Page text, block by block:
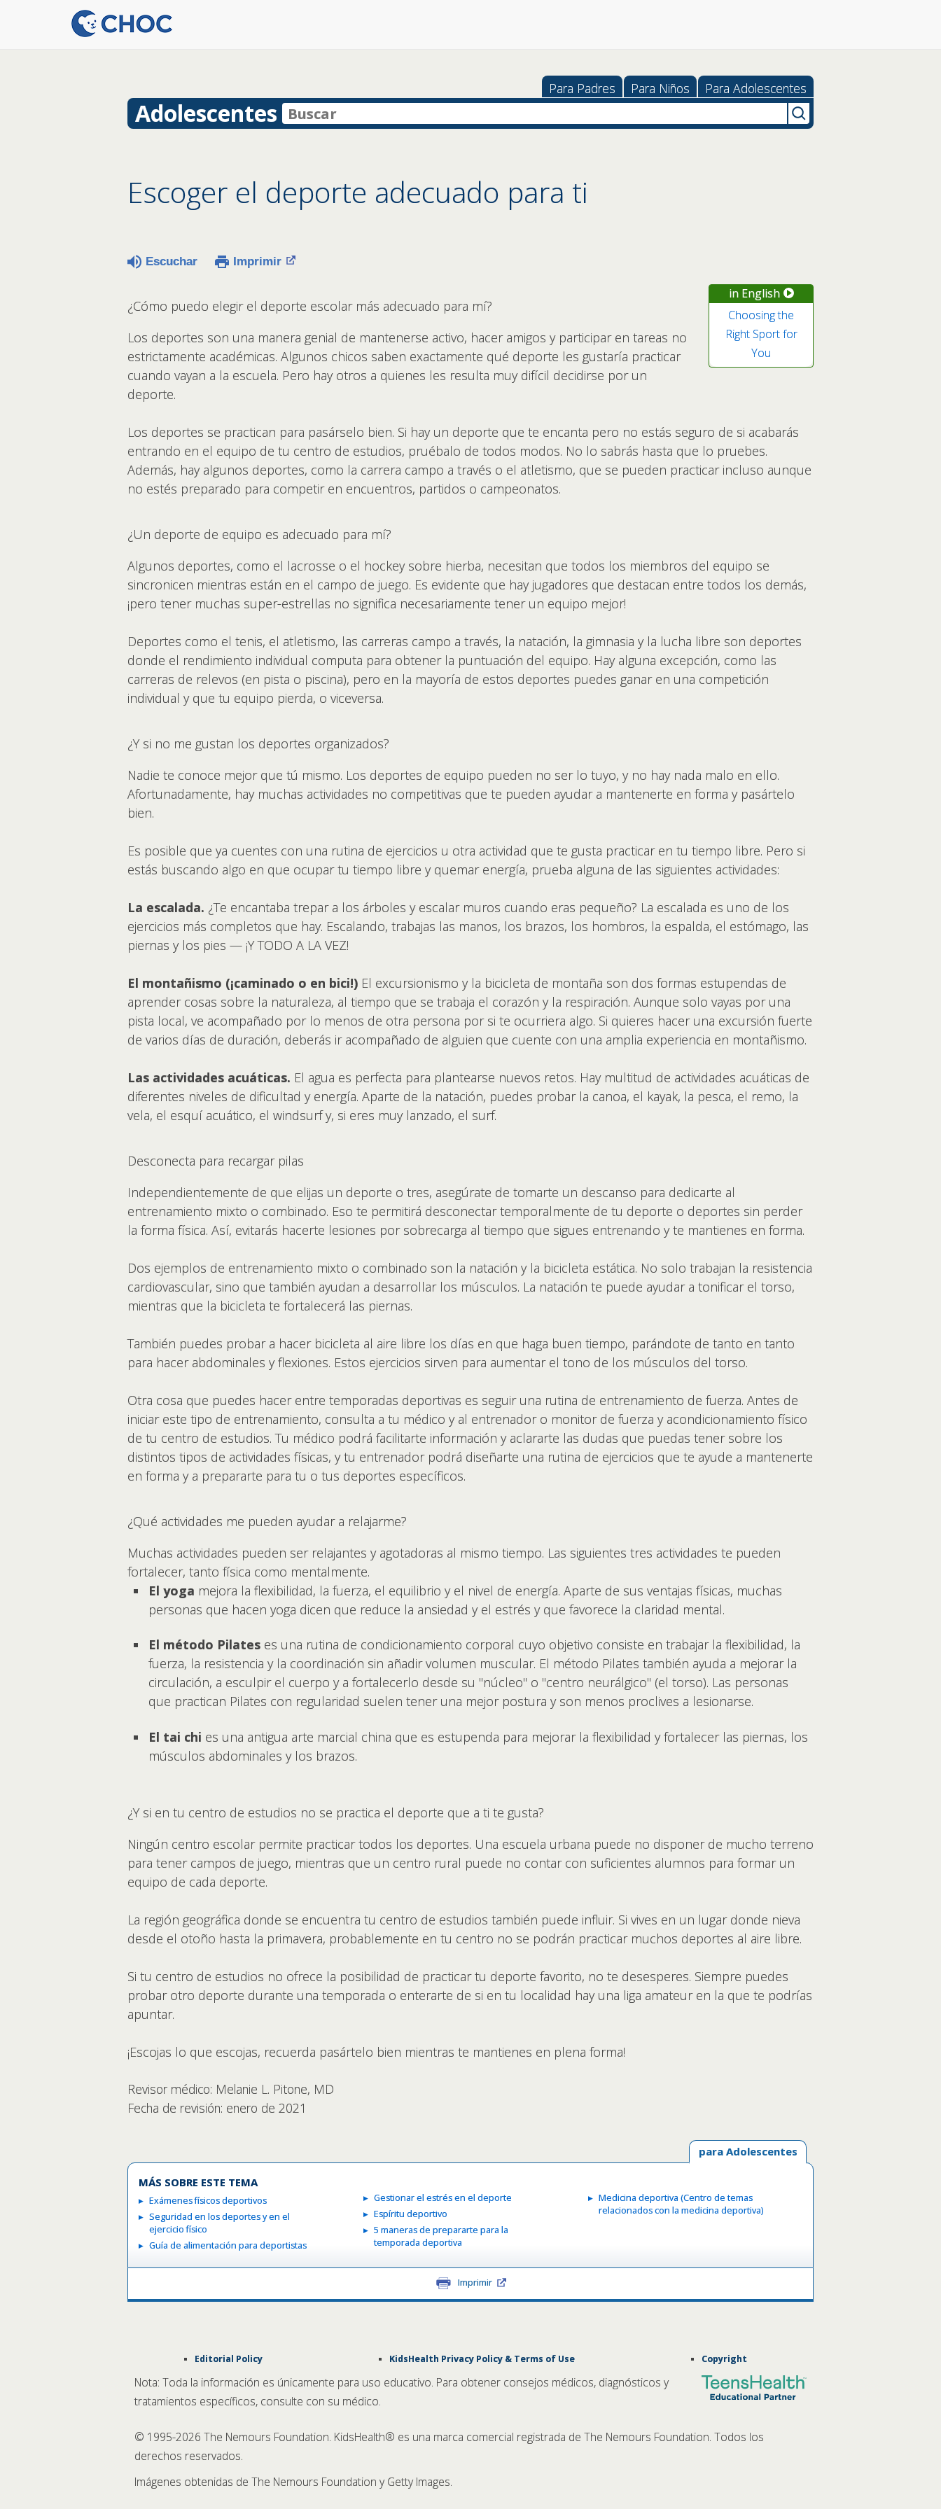
Para Padres Para Niños Para Adolescentes
Adolescentes
Escoger el deporte adecuado para ti
Escuchar Imprimir
in English
Choosing the
Right Sport for
You
¿Cómo puedo elegir el deporte escolar más adecuado para mí?
Los deportes son una manera genial de mantenerse activo, hacer amigos y participar en tareas no
estrictamente académicas. Algunos chicos saben exactamente qué deporte les gustaría practicar
cuando vayan a la escuela. Pero hay otros a quienes les resulta muy difícil decidirse por un
deporte.
Los deportes se practican para pasárselo bien. Si hay un deporte que te encanta pero no estás seguro de si acabarás
entrando en el equipo de tu centro de estudios, pruébalo de todos modos. No lo sabrás hasta que lo pruebes.
Además, hay algunos deportes, como la carrera campo a través o el atletismo, que se pueden practicar incluso aunque
no estés preparado para competir en encuentros, partidos o campeonatos.
¿Un deporte de equipo es adecuado para mí?
Algunos deportes, como el lacrosse o el hockey sobre hierba, necesitan que todos los miembros del equipo se
sincronicen mientras están en el campo de juego. Es evidente que hay jugadores que destacan entre todos los demás,
¡pero tener muchas super-estrellas no significa necesariamente tener un equipo mejor!
Deportes como el tenis, el atletismo, las carreras campo a través, la natación, la gimnasia y la lucha libre son deportes
donde el rendimiento individual computa para obtener la puntuación del equipo. Hay alguna excepción, como las
carreras de relevos (en pista o piscina), pero en la mayoría de estos deportes puedes ganar en una competición
individual y que tu equipo pierda, o viceversa.
¿Y si no me gustan los deportes organizados?
Nadie te conoce mejor que tú mismo. Los deportes de equipo pueden no ser lo tuyo, y no hay nada malo en ello.
Afortunadamente, hay muchas actividades no competitivas que te pueden ayudar a mantenerte en forma y pasártelo
bien.
Es posible que ya cuentes con una rutina de ejercicios u otra actividad que te gusta practicar en tu tiempo libre. Pero si
estás buscando algo en que ocupar tu tiempo libre y quemar energía, prueba alguna de las siguientes actividades:
La escalada. ¿Te encantaba trepar a los árboles y escalar muros cuando eras pequeño? La escalada es uno de los
ejercicios más completos que hay. Escalando, trabajas las manos, los brazos, los hombros, la espalda, el estómago, las
piernas y los pies — ¡Y TODO A LA VEZ!
El montañismo (¡caminado o en bici!) El excursionismo y la bicicleta de montaña son dos formas estupendas de
aprender cosas sobre la naturaleza, al tiempo que se trabaja el corazón y la respiración. Aunque solo vayas por una
pista local, ve acompañado por lo menos de otra persona por si te ocurriera algo. Si quieres hacer una excursión fuerte
de varios días de duración, deberás ir acompañado de alguien que cuente con una amplia experiencia en montañismo.
Las actividades acuáticas. El agua es perfecta para plantearse nuevos retos. Hay multitud de actividades acuáticas de
diferentes niveles de dificultad y energía. Aparte de la natación, puedes probar la canoa, el kayak, la pesca, el remo, la
vela, el esquí acuático, el windsurf y, si eres muy lanzado, el surf.
Desconecta para recargar pilas
Independientemente de que elijas un deporte o tres, asegúrate de tomarte un descanso para dedicarte al
entrenamiento mixto o combinado. Eso te permitirá desconectar temporalmente de tu deporte o deportes sin perder
la forma física. Así, evitarás hacerte lesiones por sobrecarga al tiempo que sigues entrenando y te mantienes en forma.
Dos ejemplos de entrenamiento mixto o combinado son la natación y la bicicleta estática. No solo trabajan la resistencia
cardiovascular, sino que también ayudan a desarrollar los músculos. La natación te puede ayudar a tonificar el torso,
mientras que la bicicleta te fortalecerá las piernas.
También puedes probar a hacer bicicleta al aire libre los días en que haga buen tiempo, parándote de tanto en tanto
para hacer abdominales y flexiones. Estos ejercicios sirven para aumentar el tono de los músculos del torso.
Otra cosa que puedes hacer entre temporadas deportivas es seguir una rutina de entrenamiento de fuerza. Antes de
iniciar este tipo de entrenamiento, consulta a tu médico y al entrenador o monitor de fuerza y acondicionamiento físico
de tu centro de estudios. Tu médico podrá facilitarte información y aclararte las dudas que puedas tener sobre los
distintos tipos de actividades físicas, y tu entrenador podrá diseñarte una rutina de ejercicios que te ayude a mantenerte
en forma y a prepararte para tu o tus deportes específicos.
¿Qué actividades me pueden ayudar a relajarme?
Muchas actividades pueden ser relajantes y agotadoras al mismo tiempo. Las siguientes tres actividades te pueden
fortalecer, tanto física como mentalmente.
El yoga mejora la flexibilidad, la fuerza, el equilibrio y el nivel de energía. Aparte de sus ventajas físicas, muchas
personas que hacen yoga dicen que reduce la ansiedad y el estrés y que favorece la claridad mental.
El método Pilates es una rutina de condicionamiento corporal cuyo objetivo consiste en trabajar la flexibilidad, la
fuerza, la resistencia y la coordinación sin añadir volumen muscular. El método Pilates también ayuda a mejorar la
circulación, a esculpir el cuerpo y a fortalecerlo desde su "núcleo" o "centro neurálgico" (el torso). Las personas
que practican Pilates con regularidad suelen tener una mejor postura y son menos proclives a lesionarse.
El tai chi es una antigua arte marcial china que es estupenda para mejorar la flexibilidad y fortalecer las piernas, los
músculos abdominales y los brazos.
¿Y si en tu centro de estudios no se practica el deporte que a ti te gusta?
Ningún centro escolar permite practicar todos los deportes. Una escuela urbana puede no disponer de mucho terreno
para tener campos de juego, mientras que un centro rural puede no contar con suficientes alumnos para formar un
equipo de cada deporte.
La región geográfica donde se encuentra tu centro de estudios también puede influir. Si vives en un lugar donde nieva
desde el otoño hasta la primavera, probablemente en tu centro no se podrán practicar muchos deportes al aire libre.
Si tu centro de estudios no ofrece la posibilidad de practicar tu deporte favorito, no te desesperes. Siempre puedes
probar otro deporte durante una temporada o enterarte de si en tu localidad hay una liga amateur en la que te podrías
apuntar.
¡Escojas lo que escojas, recuerda pasártelo bien mientras te mantienes en plena forma!
Revisor médico: Melanie L. Pitone, MD
Fecha de revisión: enero de 2021
para Adolescentes
MÁS SOBRE ESTE TEMA
Exámenes físicos deportivos
Seguridad en los deportes y en el
ejercicio físico
Guía de alimentación para deportistas
Gestionar el estrés en el deporte
Espíritu deportivo
5 maneras de prepararte para la
temporada deportiva
Medicina deportiva (Centro de temas
relacionados con la medicina deportiva)
Imprimir
Editorial Policy KidsHealth Privacy Policy & Terms of Use Copyright
Nota: Toda la información es únicamente para uso educativo. Para obtener consejos médicos, diagnósticos y
tratamientos específicos, consulte con su médico.
© 1995-2026 The Nemours Foundation. KidsHealth® es una marca comercial registrada de The Nemours Foundation. Todos los
derechos reservados.
Imágenes obtenidas de The Nemours Foundation y Getty Images.